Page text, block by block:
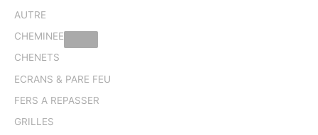
AUTRE
CHEMINEE
CHENETS
ECRANS & PARE FEU
FERS A REPASSER
GRILLES